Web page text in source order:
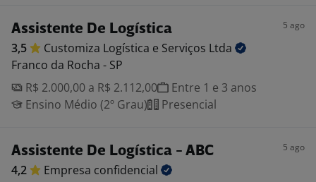
Assistente De Logística 5 ago
3,5 Customiza Logística e Serviços Ltda
Franco da Rocha - SP
R$ 2.000,00 a R$ 2.112,00
Entre 1 e 3 anos
Ensino Médio (2º Grau)
Presencial
Assistente De Logística - ABC 5 ago
4,2 Empresa confidencial